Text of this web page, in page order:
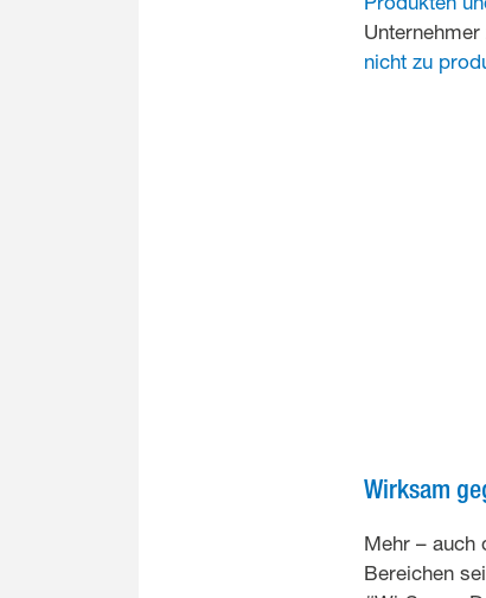
nicht zu
Wirksam
Mehr – auch
Bereichen